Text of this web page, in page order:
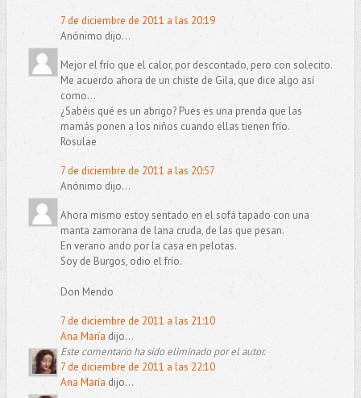
7 de diciembre de 2011 a las 20:19
Anónimo dijo...
Mejor el frío que el calor, por descontado, pero con solecito.
Me acuerdo ahora de un chiste de Gila, que dice algo así
como...
¿Sabéis qué es un abrigo? Pues es una prenda que las
mamás ponen a los niños cuando ellas tienen frío.
Rosulae
7 de diciembre de 2011 a las 20:57
Anónimo dijo...
Ahora mismo estoy sentado en el sofá tapado con una
manta zamorana de lana cruda, de las que pesan.
En verano ando por la casa en pelotas.
Soy de Burgos, odio el frío.
Don Mendo
7 de diciembre de 2011 a las 21:10
Ana María dijo...
Este comentario ha sido eliminado por el autor.
7 de diciembre de 2011 a las 22:10
Ana María dijo...